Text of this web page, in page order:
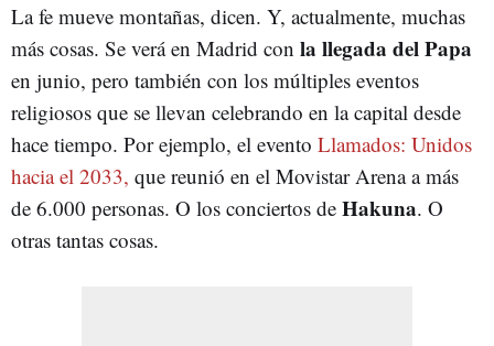
La fe mueve montañas, dicen. Y, actualmente, muchas
más cosas. Se verá en Madrid con la llegada del Papa
en junio, pero también con los múltiples eventos
religiosos que se llevan celebrando en la capital desde
hace tiempo. Por ejemplo, el evento Llamados: Unidos
hacia el 2033, que reunió en el Movistar Arena a más
de 6.000 personas. O los conciertos de Hakuna. O
otras tantas cosas.